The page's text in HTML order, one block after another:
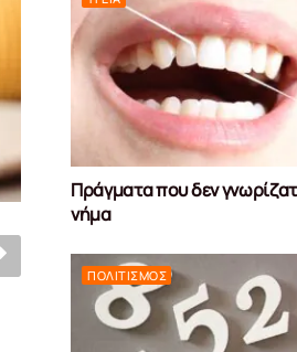
Πράγματα που δεν
νήμα
ΠΟΛΙΤΙΣΜΌΣ